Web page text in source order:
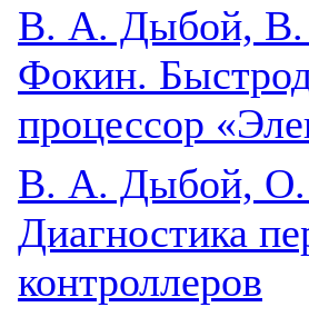
B. А. Дыбой, В.
Фокин.
процессор
В. А. Дыбой,
Диагностика
контроллеров